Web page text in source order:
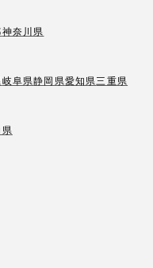
神奈川県
岐阜県静岡県愛知県三重県